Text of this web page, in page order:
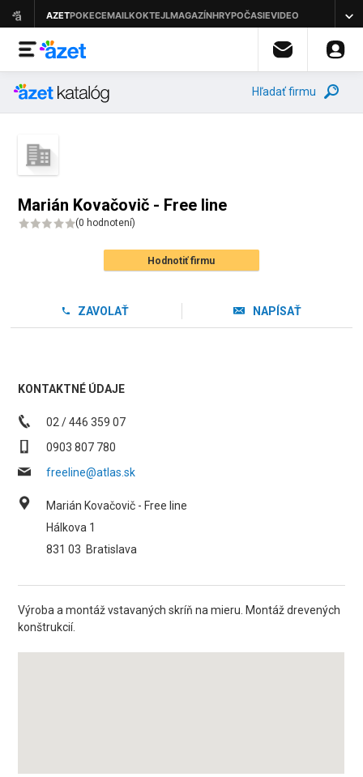
Hľadať firmu
Marián Kovačovič - Free line
(0 hodnotení)
Hodnotiť firmu
ZAVOLAŤ NAPÍSAŤ
KONTAKTNÉ ÚDAJE
02 / 446 359 07
0903 807 780
freeline@atlas.sk
Marián Kovačovič - Free line
Hálkova 1
831 03 Bratislava
Výroba a montáž vstavaných skríň na mieru. Montáž drevených
konštrukcií.